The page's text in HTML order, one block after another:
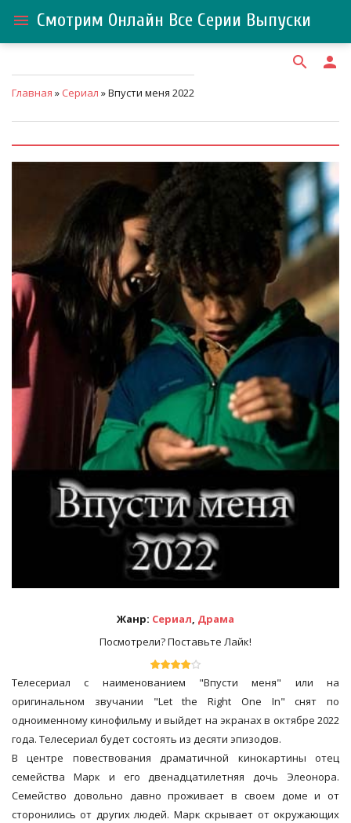
menu Смотрим Онлайн Все Серии Выпуски
search person
Главная » Сериал » Впусти меня 2022
Жанр: Сериал, Драма
Посмотрели? Поставьте Лайк!
Телесериал с наименованием "Впусти меня" или на
оригинальном звучании "Let the Right One In" снят по
одноименному кинофильму и выйдет на экранах в октябре 2022
года. Телесериал будет состоять из десяти эпизодов.
В центре повествования драматичной кинокартины отец
семейства Марк и его двенадцатилетняя дочь Элеонора.
Семейство довольно давно проживает в своем доме и от
сторонились от других людей. Марк скрывает от окружающих